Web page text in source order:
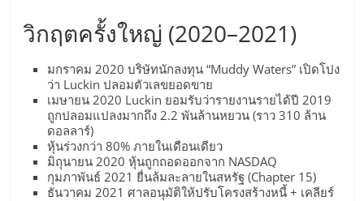
ไชส์
พร้อม
ทำเล
สำหรับ
วิกฤตครั้งใหญ่ (2020–2021)
มกราคม 2020 บริษัทนักลงทุน “Muddy Waters” เปิดโปง
ว่า Luckin ปลอมตัวเลขยอดขาย
เมษายน 2020 Luckin ยอมรับว่ารายงานรายได้ปี 2019
ถูกปลอมแปลงมากถึง 2.2 พันล้านหยวน (ราว 310 ล้าน
ดอลลาร์)
หุ้นร่วงกว่า 80% ภายในเดือนเดียว
มิถุนายน 2020 หุ้นถูกถอดออกจาก NASDAQ
กุมภาพันธ์ 2021 ยื่นล้มละลายในสหรัฐ (Chapter 15)
ธันวาคม 2021 ศาลอนุมัติให้ปรับโครงสร้างหนี้ + เคลียร์